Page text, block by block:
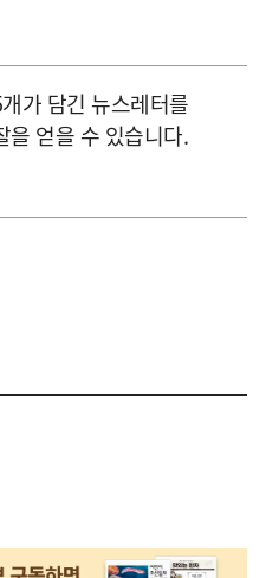
가 담긴 뉴스레터를
을 얻을 수 있습니다.